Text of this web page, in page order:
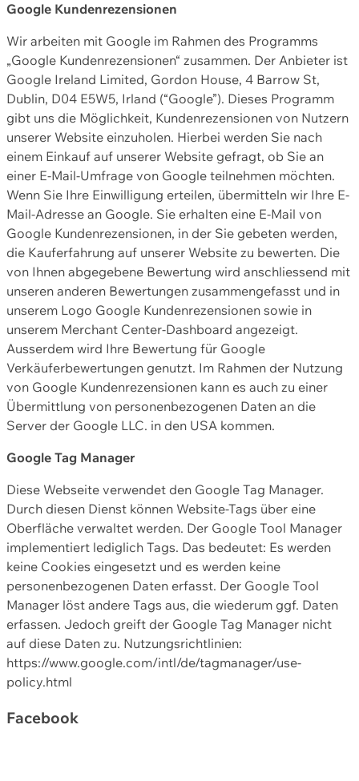
Google Kundenrezensionen
Wir arbeiten mit Google im Rahmen des Programms
„Google Kundenrezensionen“ zusammen. Der Anbieter ist
Google Ireland Limited, Gordon House, 4 Barrow St,
Dublin, D04 E5W5, Irland (“Google”). Dieses Programm
gibt uns die Möglichkeit, Kundenrezensionen von Nutzern
unserer Website einzuholen. Hierbei werden Sie nach
einem Einkauf auf unserer Website gefragt, ob Sie an
einer E-Mail-Umfrage von Google teilnehmen möchten.
Wenn Sie Ihre Einwilligung erteilen, übermitteln wir Ihre E-
Mail-Adresse an Google. Sie erhalten eine E-Mail von
Google Kundenrezensionen, in der Sie gebeten werden,
die Kauferfahrung auf unserer Website zu bewerten. Die
von Ihnen abgegebene Bewertung wird anschliessend mit
unseren anderen Bewertungen zusammengefasst und in
unserem Logo Google Kundenrezensionen sowie in
unserem Merchant Center-Dashboard angezeigt.
Ausserdem wird Ihre Bewertung für Google
Verkäuferbewertungen genutzt. Im Rahmen der Nutzung
von Google Kundenrezensionen kann es auch zu einer
Übermittlung von personenbezogenen Daten an die
Server der Google LLC. in den USA kommen.
Google Tag Manager
Diese Webseite verwendet den Google Tag Manager.
Durch diesen Dienst können Website-Tags über eine
Oberfläche verwaltet werden. Der Google Tool Manager
implementiert lediglich Tags. Das bedeutet: Es werden
keine Cookies eingesetzt und es werden keine
personenbezogenen Daten erfasst. Der Google Tool
Manager löst andere Tags aus, die wiederum ggf. Daten
erfassen. Jedoch greift der Google Tag Manager nicht
auf diese Daten zu. Nutzungsrichtlinien:
https://www.google.com/intl/de/tagmanager/use-
policy.html
Facebook